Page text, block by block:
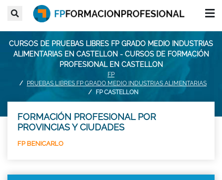
CURSOS DE PRUEBAS LIBRES FP GRADO MEDIO INDUSTRIAS
ALIMENTARIAS EN CASTELLON - CURSOS DE FORMACIÓN
PROFESIONAL EN CASTELLON
FP
PRUEBAS LIBRES FP GRADO MEDIO INDUSTRIAS ALIMENTARIAS
FP CASTELLON
FORMACIÓN PROFESIONAL POR
PROVINCIAS Y CIUDADES
FP BENICARLO